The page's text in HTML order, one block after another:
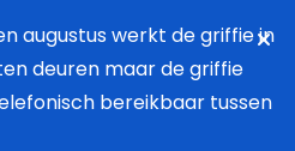
augustus werkt de griffie in
deuren maar de griffie
bereikbaar tussen